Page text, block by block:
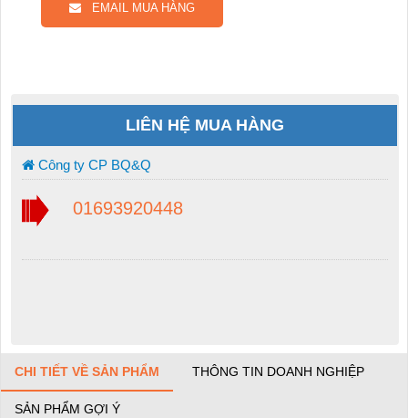
EMAIL MUA HÀNG
LIÊN HỆ MUA HÀNG
Công ty CP BQ&Q
01693920448
CHI TIẾT VỀ SẢN PHẨM THÔNG TIN DOANH NGHIỆP
SẢN PHẨM GỢI Ý